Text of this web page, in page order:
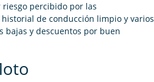
percibido por las
de conducción limpio y varios
bajas y descuentos por buen